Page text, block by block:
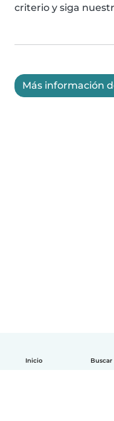
Inicio Buscar
criterio y siga
Más información